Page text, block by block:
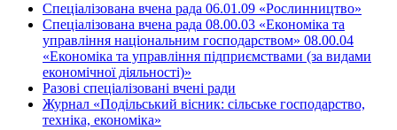
Спеціалізована вчена рада 06.01.09 «Рослинництво»
Спеціалізована вчена рада 08.00.03 «Економіка та
управління національним господарством» 08.00.04
«Економіка та управління підприємствами (за видами
економічної діяльності)»
Разові спеціалізовані вчені ради
Журнал «Подільський вісник: сільське господарство,
техніка, економіка»